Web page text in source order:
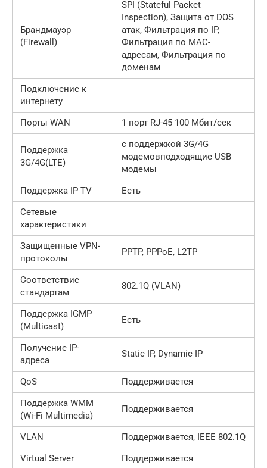
Брандмауэр
(Firewall)
SPI (Stateful Packet
Inspection), Защита от DOS
атак, Фильтрация по IP,
Фильтрация по MAC-
адресам, Фильтрация по
доменам
Подключение к
интернету
Порты WAN
1 порт RJ-45 100 Мбит/сек
Поддержка
3G/4G(LTE)
с поддержкой 3G/4G
модемовподходящие USB
модемы
Поддержка IP TV
Есть
Сетевые
характеристики
Защищенные VPN-
протоколы
PPTP, PPPoE, L2TP
Соответствие
стандартам
802.1Q (VLAN)
Поддержка IGMP
(Multicast)
Есть
Получение IP-
адреса
Static IP, Dynamic IP
QoS
Поддерживается
Поддержка WMM
(Wi-Fi Multimedia)
Поддерживается
VLAN
Поддерживается, IEEE 802.1Q
Virtual Server
Поддерживается